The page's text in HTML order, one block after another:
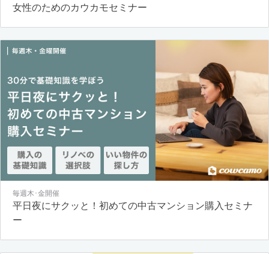
女性のためのカウカモセミナー
毎週木･金開催
平日夜にサクッと！初めての中古マンション購入セミナ
ー